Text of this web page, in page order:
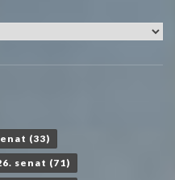
(33)
senat (71)